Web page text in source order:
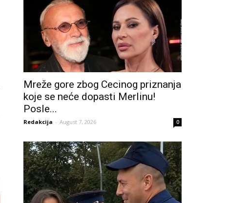
Mreže gore zbog Cecinog priznanja
koje se neće dopasti Merlinu!
Posle...
Redakcija - August 7, 2026 0